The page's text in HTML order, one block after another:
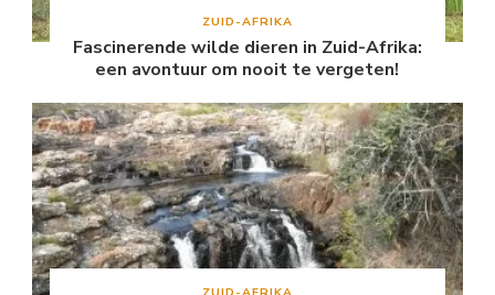
ZUID-AFRIKA
Fascinerende wilde dieren in Zuid-Afrika:
een avontuur om nooit te vergeten!